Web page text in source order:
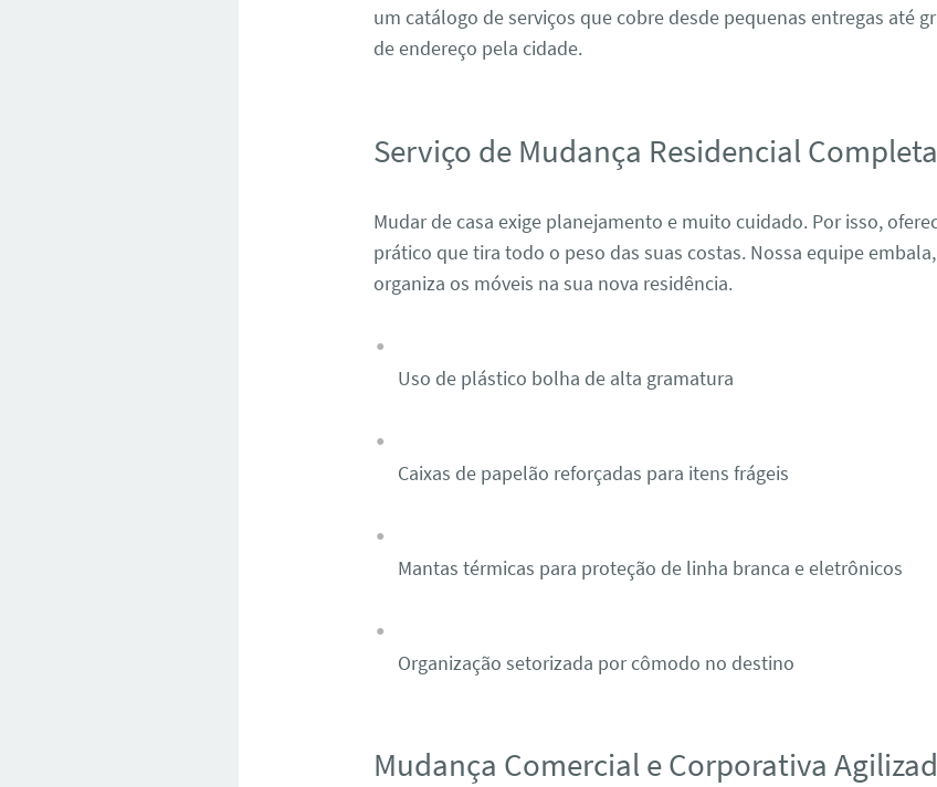
um catálogo de serviços que cobre desde pequenas entregas até
de endereço pela cidade.
Serviço de Mudança Residencial Completa
Mudar de casa exige planejamento e muito cuidado. Por isso,
prático que tira todo o peso das suas costas. Nossa equipe
organiza os móveis na sua nova residência.
Uso de plástico bolha de alta gramatura
Caixas de papelão reforçadas para itens frágeis
Mantas térmicas para proteção de linha branca e eletrônicos
Organização setorizada por cômodo no destino
Mudança Comercial e Corporativa